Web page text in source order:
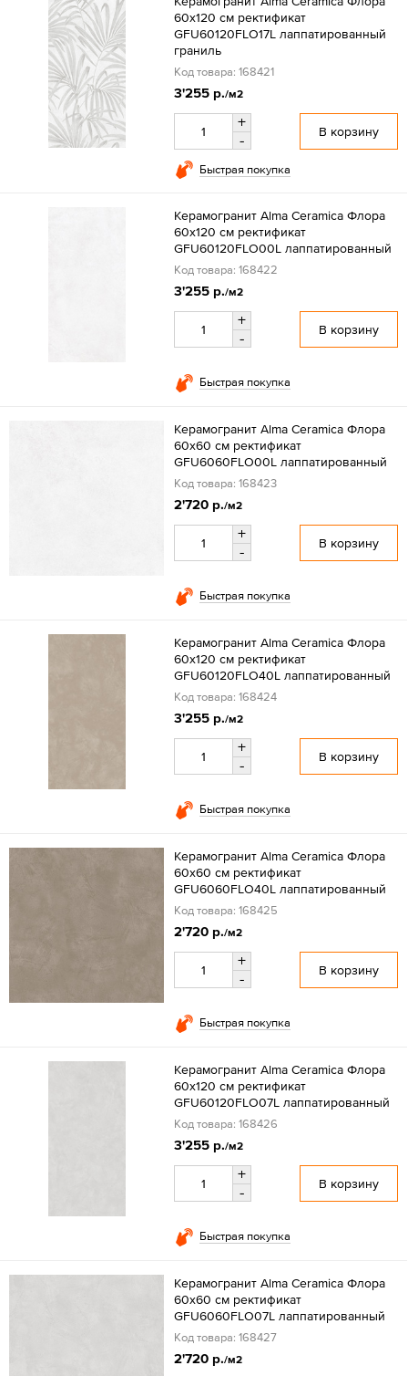
60x120 см ректификат
GFU60120FLO17L лаппатированный
граниль
Код товара: 168421
3'255 р./м2
+
-
В корзину
Быстрая покупка
Керамогранит Alma Ceramica Флора
60x120 см ректификат
GFU60120FLO00L лаппатированный
Код товара: 168422
3'255 р./м2
+
-
В корзину
Быстрая покупка
Керамогранит Alma Ceramica Флора
60x60 см ректификат
GFU6060FLO00L лаппатированный
Код товара: 168423
2'720 р./м2
+
-
В корзину
Быстрая покупка
Керамогранит Alma Ceramica Флора
60x120 см ректификат
GFU60120FLO40L лаппатированный
Код товара: 168424
3'255 р./м2
+
-
В корзину
Быстрая покупка
Керамогранит Alma Ceramica Флора
60x60 см ректификат
GFU6060FLO40L лаппатированный
Код товара: 168425
2'720 р./м2
+
-
В корзину
Быстрая покупка
Керамогранит Alma Ceramica Флора
60x120 см ректификат
GFU60120FLO07L лаппатированный
Код товара: 168426
3'255 р./м2
+
-
В корзину
Быстрая покупка
Керамогранит Alma Ceramica Флора
60x60 см ректификат
GFU6060FLO07L лаппатированный
Код товара: 168427
2'720 р./м2